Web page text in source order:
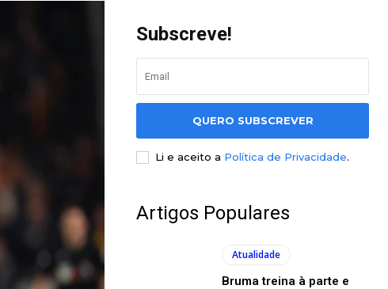
Subscreve!
QUERO SUBSCREVER
Li e aceito a Política de Privacidade.
Artigos Populares
Atualidade
Bruma treina à parte e